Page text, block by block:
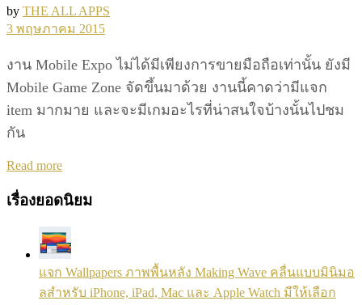
by THE ALL APPS
3 พฤษภาคม 2015
งาน Mobile Expo ไม่ได้มีเพียงการขายมือถือเท่านั้น ยังมี
Mobile Game Zone จัดขึ้นมาด้วย งานนี้คาดว่ามีแจก
item มากมาย และจะมีเกมอะไรที่น่าสนใจบ้างนั้นไปชม
กัน
Read moreDetails
เรื่องยอดนิยม
แจก Wallpapers ภาพพื้นหลัง Making Wave คลื่นแบบมินิมอ
ลสำหรับ iPhone, iPad, Mac และ Apple Watch มีให้เลือก